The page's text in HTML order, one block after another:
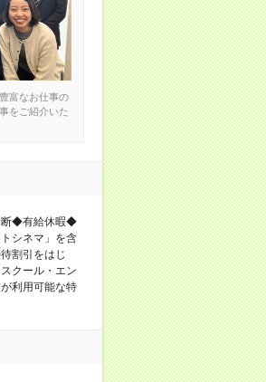
富なお仕事の
をご紹介いた
断◆有給休暇◆
シネマ」を含
割引をはじ
クール・エン
利用可能な特